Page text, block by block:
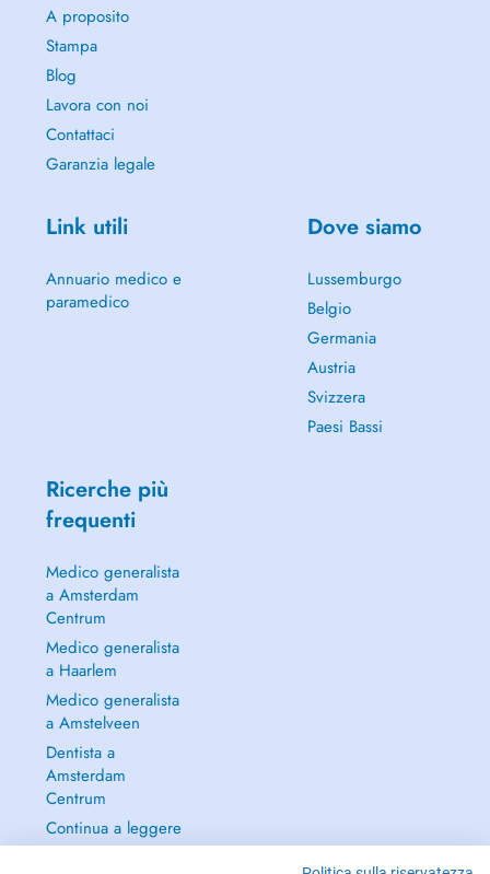
A proposito
Stampa
Blog
Lavora con noi
Contattaci
Garanzia legale
Link utili
Annuario medico e
paramedico
Dove siamo
Lussemburgo
Belgio
Germania
Austria
Svizzera
Paesi Bassi
Ricerche più
frequenti
Medico generalista
a Amsterdam
Centrum
Medico generalista
a Haarlem
Medico generalista
a Amstelveen
Dentista a
Amsterdam
Centrum
Continua a leggere
→